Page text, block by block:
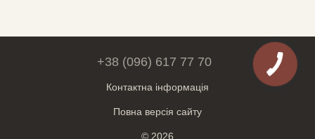
+38 (096) 617 77 70
Контактна інформація
Повна версія сайту
© 2026